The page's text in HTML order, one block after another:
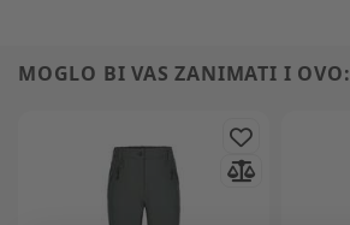
MOGLO BI VAS ZANIMATI I OVO: